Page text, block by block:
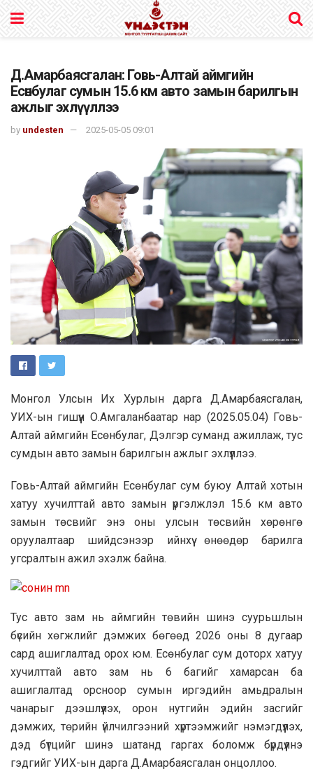
Д.Амарбаясгалан: Говь-Алтай аймгийн
Есөнбулаг сумын 15.6 км авто замын барилгын
ажлыг эхлүүллээ
by undesten 2025-05-05 09:01
Монгол Улсын Их Хурлын дарга Д.Амарбаясгалан,
УИХ-ын гишүүн О.Амгаланбаатар нар (2025.05.04) Говь-
Алтай аймгийн Есөнбулаг, Дэлгэр суманд ажиллаж, тус
сумдын авто замын барилгын ажлыг эхлүүллээ.
Говь-Алтай аймгийн Есөнбулаг сум буюу Алтай хотын
хатуу хучилттай авто замын үргэлжлэл 15.6 км авто
замын төсвийг энэ оны улсын төсвийн хөрөнгө
оруулалтаар шийдсэнээр ийнхүү өнөөдөр барилга
угсралтын ажил эхэлж байна.
Тус авто зам нь аймгийн төвийн шинэ суурьшлын
бүсийн хөгжлийг дэмжих бөгөөд 2026 оны 8 дугаар
сард ашиглалтад орох юм. Есөнбулаг сум доторх хатуу
хучилттай авто зам нь 6 багийг хамарсан ба
ашиглалтад орсноор сумын иргэдийн амьдралын
чанарыг дээшлүүлэх, орон нутгийн эдийн засгийг
дэмжих, төрийн үйлчилгээний хүртээмжийг нэмэгдүүлэх,
дэд бүтцийг шинэ шатанд гаргах боломж бүрдүүлнэ
гэдгийг УИХ-ын дарга Д.Амарбаясгалан онцоллоо.